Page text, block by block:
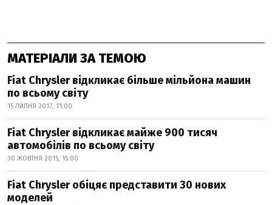
МАТЕРІАЛИ ЗА ТЕМОЮ
Fiat Chrysler відкликає більше мільйона машин
по всьому світу
15 ЛИПНЯ 2017, 11:00
Fiat Chrysler відкликає майже 900 тисяч
автомобілів по всьому світу
30 ЖОВТНЯ 2015, 15:00
Fiat Chrysler обіцяє представити 30 нових
моделей